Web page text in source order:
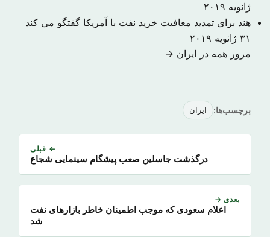
ژانویه ۲۰۱۹
هند برای تمدید معافیت خرید نفت با آمریکا گفتگو می کند
۳۱ ژانویه ۲۰۱۹
مرور همه در ایران →
برچسب‌ها: ایران
← قبلی
درگذشت جاسلین صعب پیشگام سینمایی شجاع
بعدی →
اعلام سعودی که موجب اطمینان خاطر بازارهای نفت
شد